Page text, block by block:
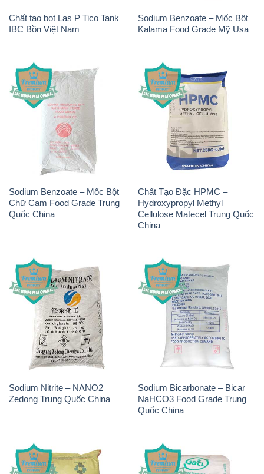
Chất tạo bọt Las P Tico Tank
IBC Bồn Việt Nam
Sodium Benzoate – Mốc Bột
Kalama Food Grade Mỹ Usa
Sodium Benzoate – Mốc Bột
Chữ Cam Food Grade Trung
Quốc China
Chất Tạo Đặc HPMC –
Hydroxypropyl Methyl
Cellulose Matecel Trung Quốc
China
Sodium Nitrite – NANO2
Zedong Trung Quốc China
Sodium Bicarbonate – Bicar
NaHCO3 Food Grade Trung
Quốc China